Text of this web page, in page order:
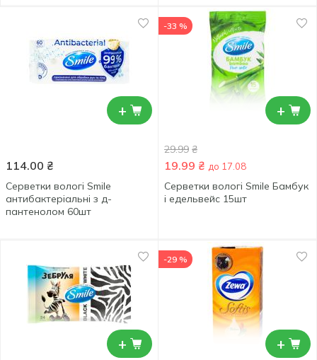
+
114.00 ₴
Серветки вологі Smile
антибактеріальні з д-
пантенолом 60шт
+
-33 %
29.99 ₴
19.99 ₴ до 17.08
Серветки вологі Smile Бамбук
і едельвейс 15шт
+ +
-29 %